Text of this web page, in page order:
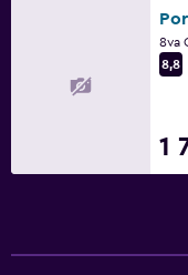
8va
8,8
1